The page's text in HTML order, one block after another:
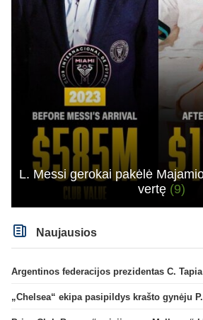
L. Messi gerokai pakėlė
vertę (9)
Naujausios
„Chelsea“ ekipa pasipildys krašto gynėju